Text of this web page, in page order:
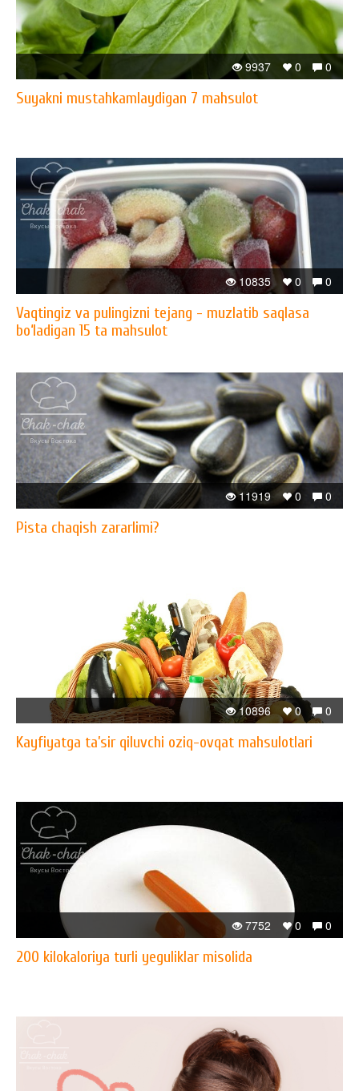
0
0
9937
Suyakni mustahkamlaydigan 7 mahsulot
0
0
10835
Vaqtingiz va pulingizni tejang - muzlatib saqlasa
bo‘ladigan 15 ta mahsulot
0
0
11919
Pista chaqish zararlimi?
0
0
10896
Kayfiyatga ta’sir qiluvchi oziq-ovqat mahsulotlari
0
0
7752
200 kilokaloriya turli yeguliklar misolida